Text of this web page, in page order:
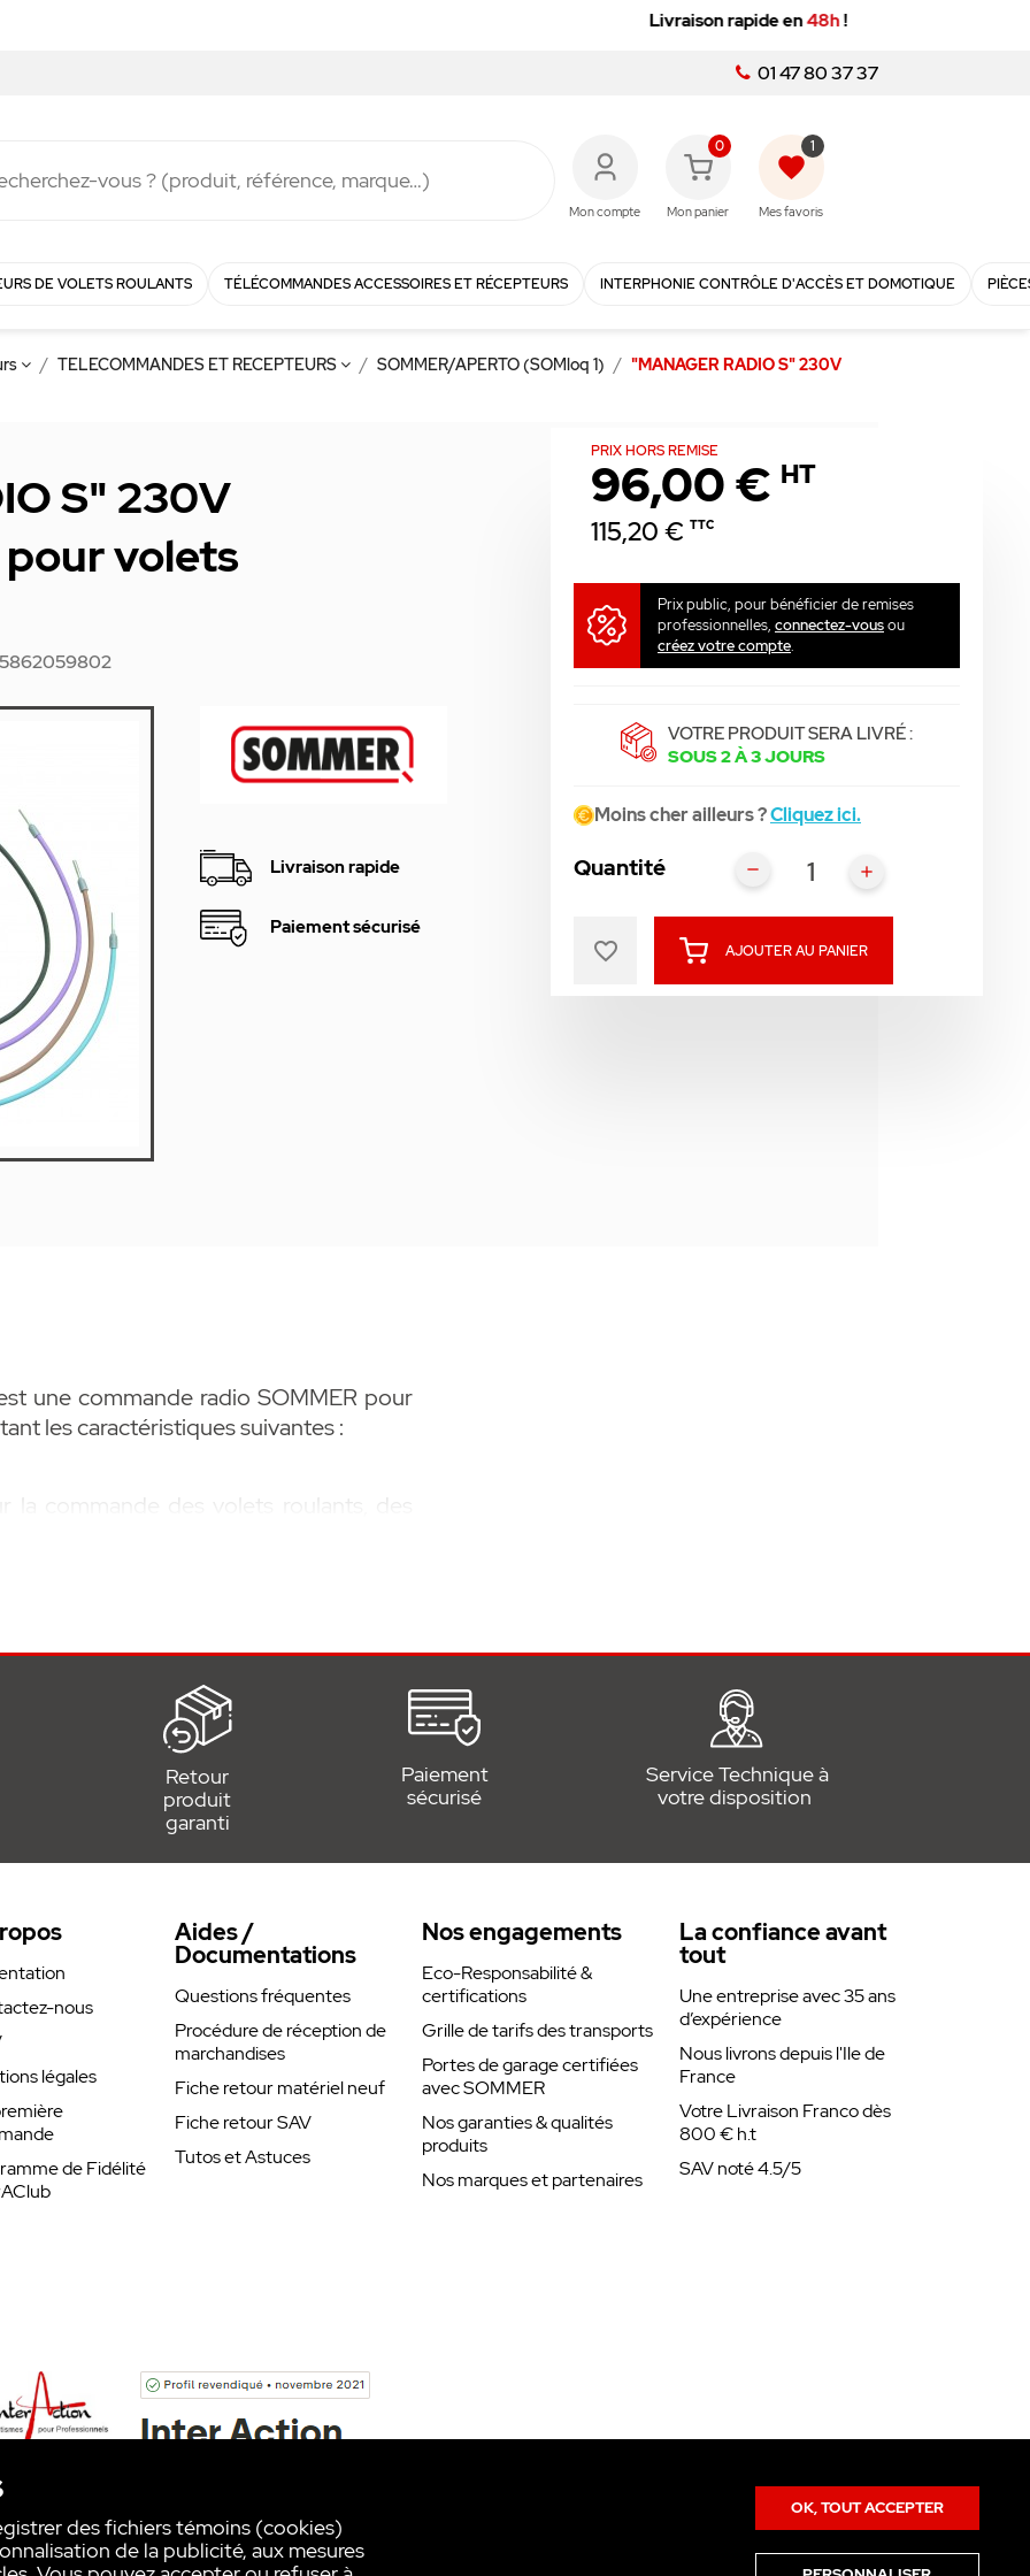
01 47 80 37 37
Mon compte
0
Mon panier
favorite
1
Mes favoris
DE VOLETS ROULANTS TÉLÉCOMMANDES ACCESSOIRES ET RÉCEPTEURS INTERPHONIE CONTRÔLE D'ACCÈS ET DOMOTIQUE
TELECOMMANDES ET RECEPTEURS SOMMER/APERTO (SOMloq 1)
"MANAGER RADIO S" 230V
S" 230V
volets
Livraison rapide
Paiement sécurisé
PRIX HORS REMISE
96,00 € HT
115,20 € TTC
Prix public, pour bénéficier de remises
professionnelles, connectez-vousou
créez votre compte.
VOTRE PRODUIT SERA LIVRÉ :
SOUS 2 À 3 JOURS
Moins cher ailleurs ?Cliquez ici.
Quantité
AJOUTER AU PANIER
favorite_border
une commande radio SOMMER pour
les caractéristiques suivantes :
la commande des volets roulants, des
profonde)
10 %
sur ouverture et fermeture
Retour
produit
garanti
Paiement
sécurisé
Service Technique à
votre disposition
nous
légales
de Fidélité
Aides /
Documentations
Questions fréquentes
Procédure de réception de
marchandises
Fiche retour matériel neuf
Fiche retour SAV
Tutos et Astuces
Nos engagements
Eco-Responsabilité &
certifications
Grille de tarifs des transports
Portes de garage certifiées
avec SOMMER
Nos garanties & qualités
produits
Nos marques et partenaires
La confiance avant
tout
Une entreprise avec 35 ans
d’expérience
Nous livrons depuis l'Ile de
France
Votre Livraison Franco dès
800 € h.t
SAV noté 4.5/5
des fichiers témoins (cookies)
de la publicité, aux mesures
OK, TOUT ACCEPTER